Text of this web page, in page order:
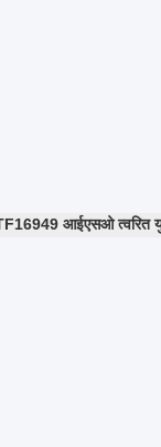
आईएसओ त्वरित